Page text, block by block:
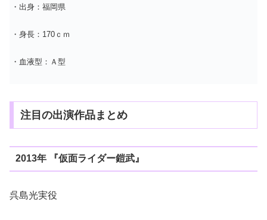
・出身：福岡県
・身長：170ｃｍ
・血液型：Ａ型
注目の出演作品まとめ
2013年 『仮面ライダー鎧武』
呉島光実役